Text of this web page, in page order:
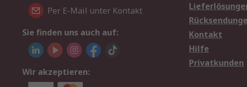
Per E-Mail unter Kontakt
Sie finden uns auch auf:
Wir akzeptieren:
Kontakt
Hilfe
Privatkunden